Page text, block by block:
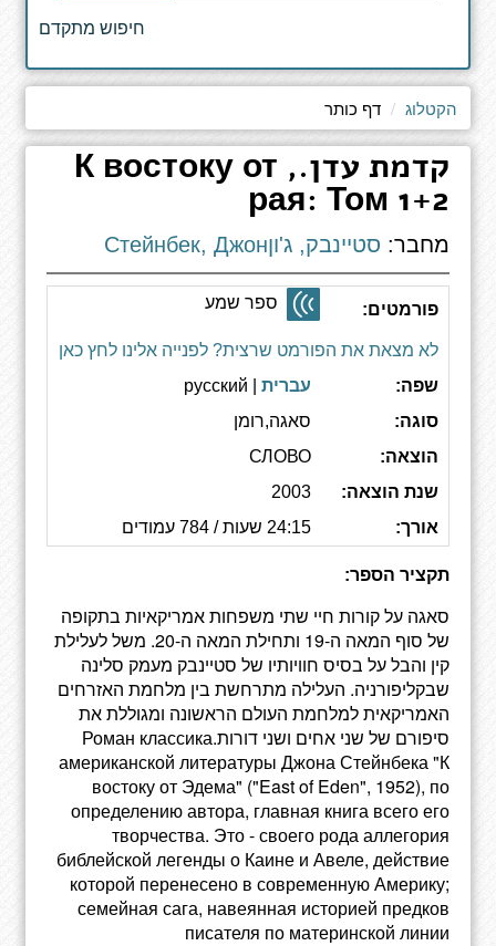
לחיפוש
חיפוש מתקדם
הקטלוג דף כותר
קדמת עדן., К востоку от
рая: Том 1+2
מחבר: סטיינבק, ג'וןСтейнбек, Джон
פורמטים: ספר שמע
לא מצאת את הפורמט שרצית? לפנייה אלינו לחץ כאן
שפה:
עברית| русский
סוגה:
סאגה,רומן
הוצאה:
СЛОВО
שנת הוצאה:
2003
אורך:
24:15 שעות / 784 עמודים
תקציר הספר:
סאגה על קורות חיי שתי משפחות אמריקאיות בתקופה
של סוף המאה ה-19 ותחילת המאה ה-20. משל לעלילת
קין והבל על בסיס חוויותיו של סטיינבק מעמק סלינה
שבקליפורניה. העלילה מתרחשת בין מלחמת האזרחים
האמריקאית למלחמת העולם הראשונה ומגוללת את
סיפורם של שני אחים ושני דורות.‏Роман классика
американской литературы Джона Стейнбека "К
востоку от Эдема" ("East of Eden", 1952), по
определению автора, главная книга всего его
творчества. Это - своего рода аллегория
библейской легенды о Каине и Авеле, действие
которой перенесено в современную Америку;
семейная сага, навеянная историей предков
писателя по материнской линии